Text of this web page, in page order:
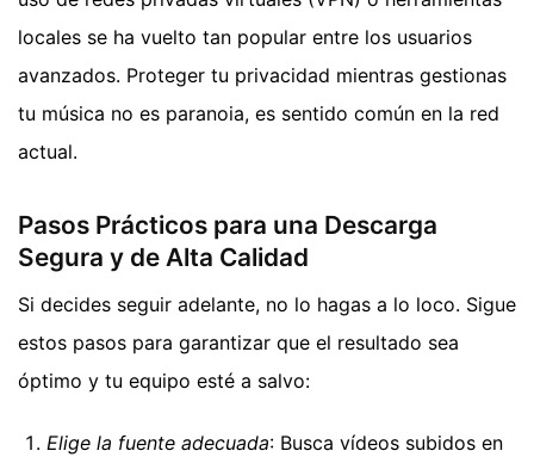
locales se ha vuelto tan popular entre los usuarios
avanzados. Proteger tu privacidad mientras gestionas
tu música no es paranoia, es sentido común en la red
actual.
Pasos Prácticos para una Descarga
Segura y de Alta Calidad
Si decides seguir adelante, no lo hagas a lo loco. Sigue
estos pasos para garantizar que el resultado sea
óptimo y tu equipo esté a salvo:
Elige la fuente adecuada: Busca vídeos subidos en